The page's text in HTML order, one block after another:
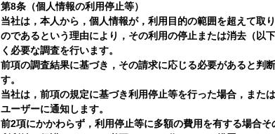
第8条（個人情報の利用停止等）
当社は，本人から，個人情報が，利用目的の範囲を超えて取
のであるという理由により，その利用の停止または消去（以
く必要な調査を行います。
前項の調査結果に基づき，その請求に応じる必要があると判
す。
当社は，前項の規定に基づき利用停止等を行った場合，また
ユーザーに通知します。
前2項にかかわらず，利用停止等に多額の費用を有する場合